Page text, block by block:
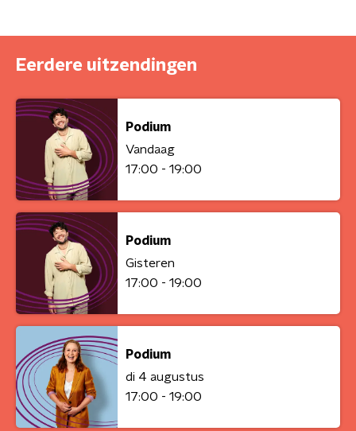
Eerdere uitzendingen
Podium
Vandaag
17:00 - 19:00
Podium
Gisteren
17:00 - 19:00
Podium
di 4 augustus
17:00 - 19:00